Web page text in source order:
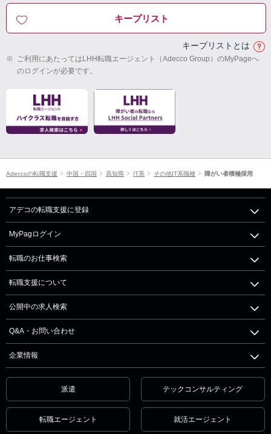
キープリスト
キープリストとは
※ ご利用にあたってはLHH転職エージェント（Adecco Group）のMyPageへ
のログインが必要です。
Adeccoの転職支援 中国・四国 高知県 IT系 その他IT系職種 障がい者積極採用
アデコの転職支援に登録
MyPagログイン
転職のお仕事検索
転職支援について
公開中の求人検索
Q&A・お問い合わせ
企業情報
派遣 テックコンサルティング
転職エージェント 就活エージェント